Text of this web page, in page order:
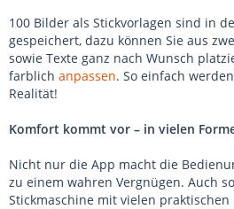
100 Bilder als Stickvorlagen sind in
gespeichert, dazu können Sie aus
sowie Texte ganz nach Wunsch
farblich anpassen. So einfach
Realität!
Komfort kommt vor – in vielen
Nicht nur die App macht die
zu einem wahren Vergnügen. Auch
Stickmaschine mit vielen